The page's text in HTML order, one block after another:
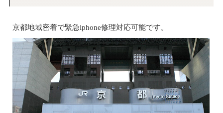
京都地域密着で緊急iphone修理対応可能です。